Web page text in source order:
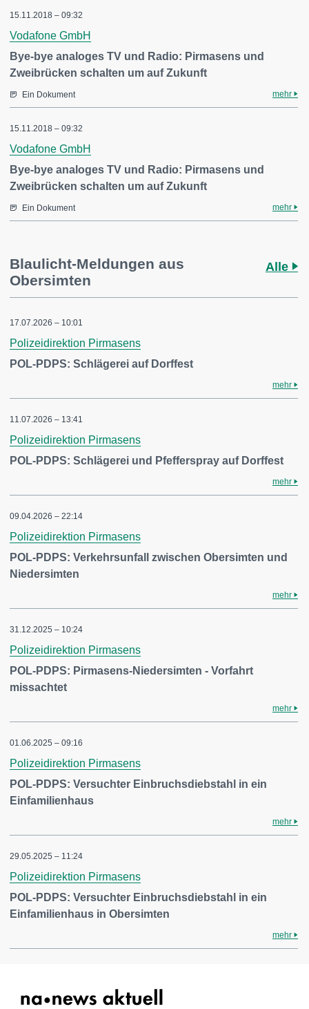
15.11.2018 – 09:32
Vodafone GmbH
Bye-bye analoges TV und Radio: Pirmasens und
Zweibrücken schalten um auf Zukunft
Ein Dokument mehr
15.11.2018 – 09:32
Vodafone GmbH
Bye-bye analoges TV und Radio: Pirmasens und
Zweibrücken schalten um auf Zukunft
Ein Dokument mehr
Blaulicht-Meldungen aus
Obersimten
Alle
17.07.2026 – 10:01
Polizeidirektion Pirmasens
POL-PDPS: Schlägerei auf Dorffest
mehr
11.07.2026 – 13:41
Polizeidirektion Pirmasens
POL-PDPS: Schlägerei und Pfefferspray auf Dorffest
mehr
09.04.2026 – 22:14
Polizeidirektion Pirmasens
POL-PDPS: Verkehrsunfall zwischen Obersimten und
Niedersimten
mehr
31.12.2025 – 10:24
Polizeidirektion Pirmasens
POL-PDPS: Pirmasens-Niedersimten - Vorfahrt
missachtet
mehr
01.06.2025 – 09:16
Polizeidirektion Pirmasens
POL-PDPS: Versuchter Einbruchsdiebstahl in ein
Einfamilienhaus
mehr
29.05.2025 – 11:24
Polizeidirektion Pirmasens
POL-PDPS: Versuchter Einbruchsdiebstahl in ein
Einfamilienhaus in Obersimten
mehr